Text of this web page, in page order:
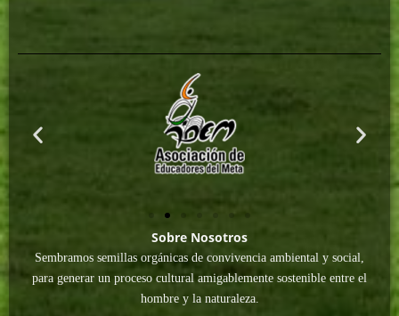
Sobre Nosotros
Sembramos semillas orgánicas de convivencia ambiental y social,
para generar un proceso cultural amigablemente sostenible entre el
hombre y la naturaleza.